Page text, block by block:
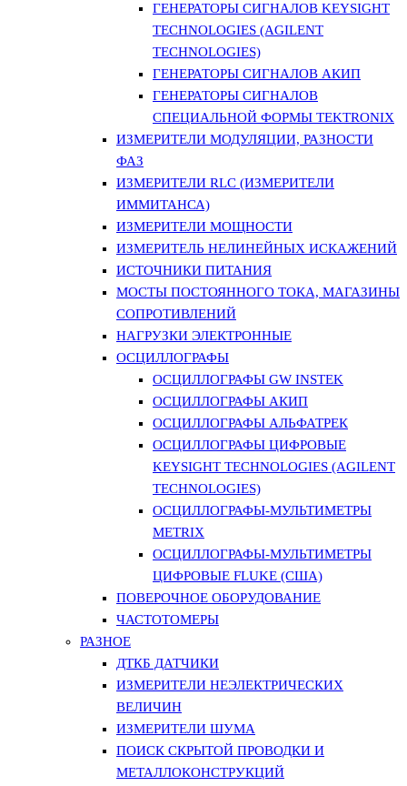
ГЕНЕРАТОРЫ СИГНАЛОВ KEYSIGHT
TECHNOLOGIES (AGILENT
TECHNOLOGIES)
ГЕНЕРАТОРЫ СИГНАЛОВ АКИП
ГЕНЕРАТОРЫ СИГНАЛОВ
СПЕЦИАЛЬНОЙ ФОРМЫ TEKTRONIX
ИЗМЕРИТЕЛИ МОДУЛЯЦИИ, РАЗНОСТИ
ФАЗ
ИЗМЕРИТЕЛИ RLC (ИЗМЕРИТЕЛИ
ИММИТАНСА)
ИЗМЕРИТЕЛИ МОЩНОСТИ
ИЗМЕРИТЕЛЬ НЕЛИНЕЙНЫХ ИСКАЖЕНИЙ
ИСТОЧНИКИ ПИТАНИЯ
МОСТЫ ПОСТОЯННОГО ТОКА, МАГАЗИНЫ
СОПРОТИВЛЕНИЙ
НАГРУЗКИ ЭЛЕКТРОННЫЕ
ОСЦИЛЛОГРАФЫ
ОСЦИЛЛОГРАФЫ GW INSTEK
ОСЦИЛЛОГРАФЫ АКИП
ОСЦИЛЛОГРАФЫ АЛЬФАТРЕК
ОСЦИЛЛОГРАФЫ ЦИФРОВЫЕ
KEYSIGHT TECHNOLOGIES (AGILENT
TECHNOLOGIES)
ОСЦИЛЛОГРАФЫ-МУЛЬТИМЕТРЫ
METRIX
ОСЦИЛЛОГРАФЫ-МУЛЬТИМЕТРЫ
ЦИФРОВЫЕ FLUKE (США)
ПОВЕРОЧНОЕ ОБОРУДОВАНИЕ
ЧАСТОТОМЕРЫ
РАЗНОЕ
ДТКБ ДАТЧИКИ
ИЗМЕРИТЕЛИ НЕЭЛЕКТРИЧЕСКИХ
ВЕЛИЧИН
ИЗМЕРИТЕЛИ ШУМА
ПОИСК СКРЫТОЙ ПРОВОДКИ И
МЕТАЛЛОКОНСТРУКЦИЙ